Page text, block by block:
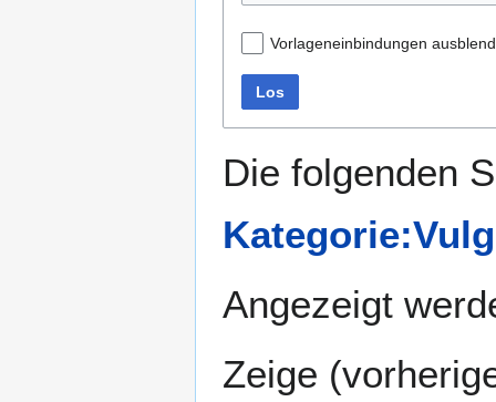
Vorlageneinbindungen
Los
Die folgenden
Angezeigt
Zeige (